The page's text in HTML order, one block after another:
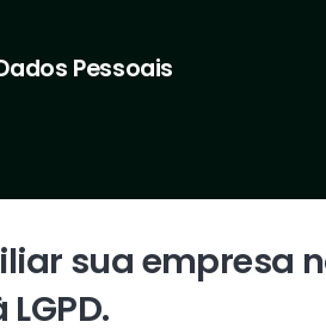
Pessoais
sua empresa